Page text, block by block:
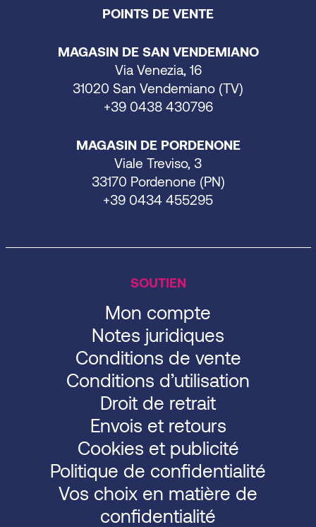
POINTS DE VENTE
MAGASIN DE SAN VENDEMIANO
Via Venezia, 16
31020 San Vendemiano (TV)
+39 0438 430796
MAGASIN DE PORDENONE
Viale Treviso, 3
33170 Pordenone (PN)
+39 0434 455295
SOUTIEN
Mon compte
Notes juridiques
Conditions de vente
Conditions d’utilisation
Droit de retrait
Envois et retours
Cookies et publicité
Politique de confidentialité
Vos choix en matière de
confidentialité